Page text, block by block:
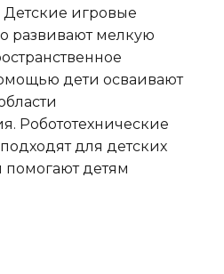
Детские игровые
развивают мелкую
дети осваивают
Робототехнические
для детских
детям